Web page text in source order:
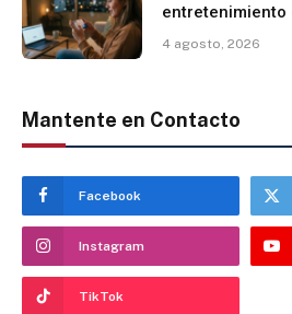
entretenimiento
4 agosto, 2026
Mantente en Contacto
Facebook
Instagram
TikTok